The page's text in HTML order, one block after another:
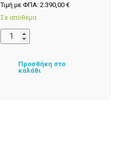
Τιμή με ΦΠΑ: 2.390,00 €
Σε απόθεμα
Προσθήκη στο
καλάθι